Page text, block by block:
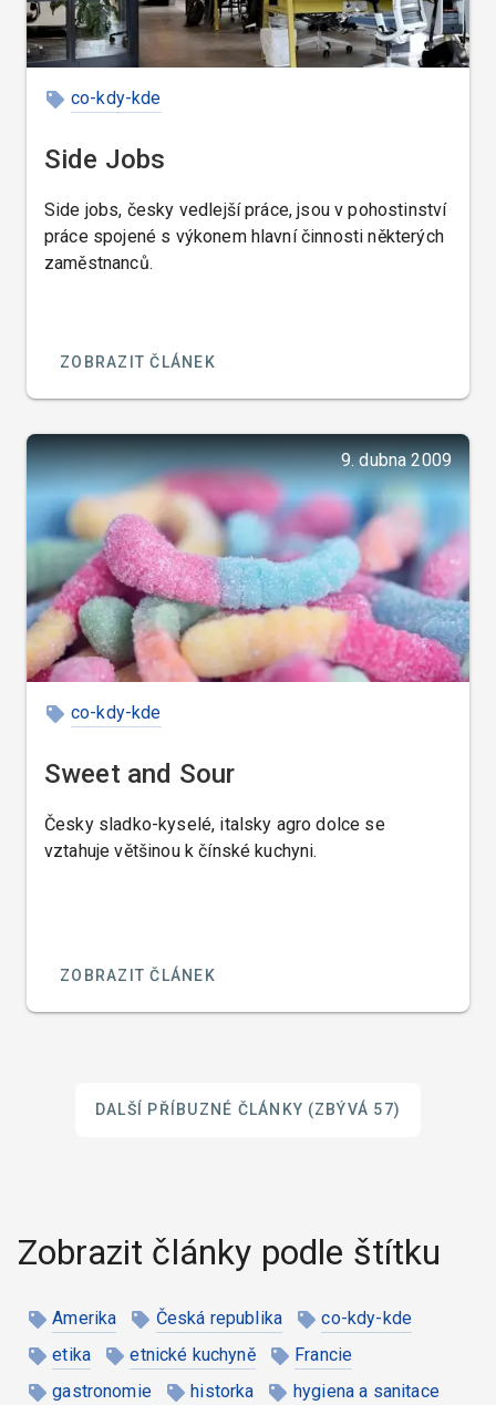
co-kdy-kde
Side Jobs
Side jobs, česky vedlejší práce, jsou v pohostinství
práce spojené s výkonem hlavní činnosti některých
zaměstnanců.
ZOBRAZIT ČLÁNEK
9. dubna 2009
co-kdy-kde
Sweet and Sour
Česky sladko-kyselé, italsky agro dolce se
vztahuje většinou k čínské kuchyni.
ZOBRAZIT ČLÁNEK
DALŠÍ PŘÍBUZNÉ ČLÁNKY (ZBÝVÁ 57)
Zobrazit články podle štítku
Amerika Česká republika
co-kdy-kde
etika
etnické kuchyně
Francie
gastronomie
historka
hygiena a sanitace